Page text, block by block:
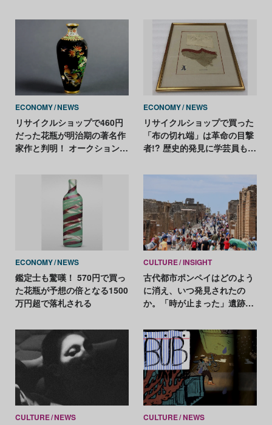
ECONOMY NEWS
リサイクルショップで460円
だった花瓶が明治期の著名作
家作と判明！ オークションの
ECONOMY NEWS
リサイクルショップで買った
「布の切れ端」は革命の目撃
者!? 歴史的発見に学芸員も大
ECONOMY NEWS
鑑定士も驚嘆！ 570円で買っ
た花瓶が予想の倍となる1500
万円超で落札される
CULTURE INSIGHT
古代都市ポンペイはどのよう
に消え、いつ発見されたの
か。「時が止まった」遺跡の
CULTURE NEWS CULTURE NEWS